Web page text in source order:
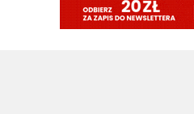
06.08.2026 21:06